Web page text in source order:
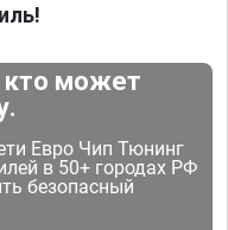
может
Евро Чип Тюнинг
в 50+ городах РФ
безопасный